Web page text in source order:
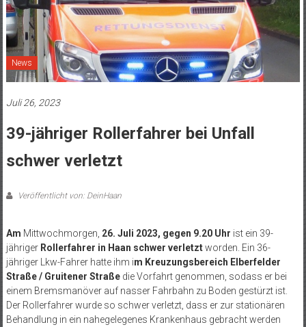
News
Juli 26, 2023
39-jähriger Rollerfahrer bei Unfall
schwer verletzt
Veröffentlicht von: DeinHaan
Am Mittwochmorgen, 26. Juli 2023, gegen 9.20 Uhr ist ein 39-
jähriger Rollerfahrer in Haan schwer verletztworden. Ein 36-
jähriger Lkw-Fahrer hatte ihm im Kreuzungsbereich Elberfelder
Straße / Gruitener Straßedie Vorfahrt genommen, sodass er bei
einem Bremsmanöver auf nasser Fahrbahn zu Boden gestürzt ist.
Der Rollerfahrer wurde so schwer verletzt, dass er zur stationären
Behandlung in ein nahegelegenes Krankenhaus gebracht werden